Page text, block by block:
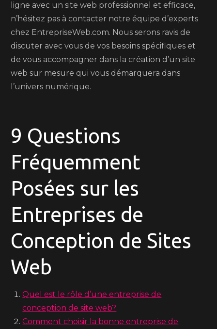
ligne avec un site web professionnel et efficace,
n’hésitez pas à contacter notre équipe d’experts
chez EntrepriseWeb.com. Nous serons ravis de
discuter avec vous de vos besoins spécifiques et
de vous accompagner dans la création d’un site
web sur mesure qui vous démarquera dans
l’univers numérique.
9 Questions
Fréquemment
Posées sur les
Entreprises de
Conception de Sites
Web
Quel est le rôle d’une entreprise de
conception de site web?
Comment choisir la bonne entreprise de